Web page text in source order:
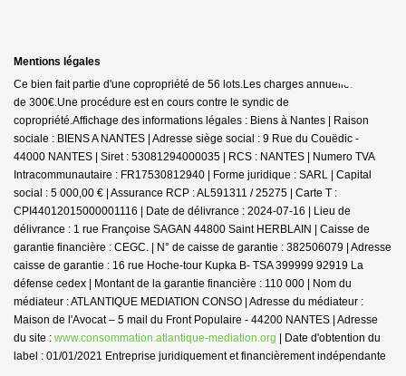
Mentions légales
Ce bien fait partie d'une copropriété de 56 lots.Les charges annuelles sont
de 300€.Une procédure est en cours contre le syndic de
copropriété.Affichage des informations légales : Biens à Nantes | Raison
sociale : BIENS A NANTES | Adresse siège social : 9 Rue du Couëdic -
44000 NANTES | Siret : 53081294000035 | RCS : NANTES | Numero TVA
Intracommunautaire : FR17530812940 | Forme juridique : SARL | Capital
social : 5 000,00 € | Assurance RCP : AL591311 / 25275 | Carte T :
CPI44012015000001116 | Date de délivrance : 2024-07-16 | Lieu de
délivrance : 1 rue Françoise SAGAN 44800 Saint HERBLAIN | Caisse de
garantie financière : CEGC. | N° de caisse de garantie : 382506079 | Adresse
caisse de garantie : 16 rue Hoche-tour Kupka B- TSA 399999 92919 La
défense cedex | Montant de la garantie financière : 110 000 | Nom du
médiateur : ATLANTIQUE MEDIATION CONSO | Adresse du médiateur :
Maison de l'Avocat – 5 mail du Front Populaire - 44200 NANTES | Adresse
du site : www.consommation.atlantique-mediation.org | Date d'obtention du
label : 01/01/2021 Entreprise juridiquement et financièrement indépendante